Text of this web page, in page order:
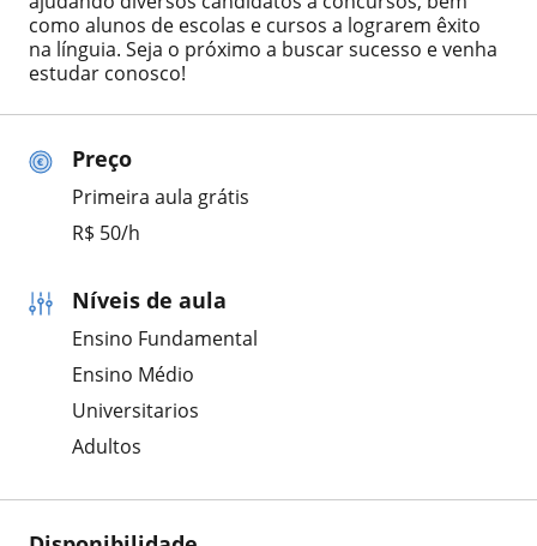
Preço
Primeira aula grátis
R$ 50/h
Níveis de aula
Ensino Fundamental
Ensino Médio
Universitarios
Adultos
como alunos de escolas e cursos a lograrem êxito
na línguia. Seja o próximo a buscar sucesso e venha
estudar conosco!